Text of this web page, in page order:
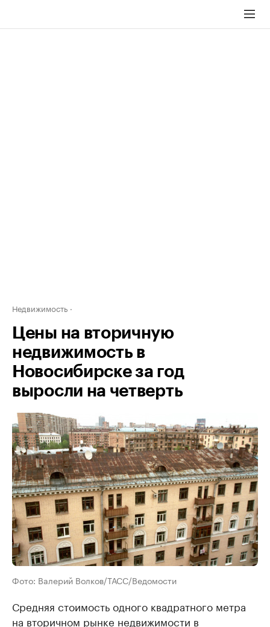
Недвижимость
Цены на вторичную
недвижимость в
Новосибирске за год
выросли на четверть
Фото: Валерий Волков/ТАСС/Ведомости
Средняя стоимость одного квадратного метра
на вторичном рынке недвижимости в